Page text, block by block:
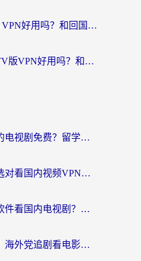
海外党实测：Malus VPN好用吗？和回国VPN对比哪个回国效果更好？附真实体验与加速器推荐
海外党必看：快帆TV版VPN好用吗？和豌豆IP VPN对比哪个回国效果更好？附真实体验与选择指南
在国外怎么看国内的电视剧免费？留学生亲测有效的回国加速器选择指南
海外党必看：如何选对看国内视频VPN，轻松解决12123登录难题？
在国外手机用什么软件看国内电视剧？海外党亲测的实用指南
爱奇艺海外能看吗？海外党追剧看电影的终极回国加速器指南